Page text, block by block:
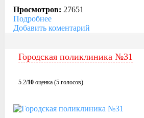
Просмотров: 27651
Подробнее
Добавить коментарий
Городская поликлиника №31
5.2/10 оценка (5 голосов)